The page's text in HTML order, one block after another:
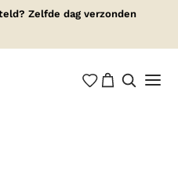
Zelfde dag verzonden